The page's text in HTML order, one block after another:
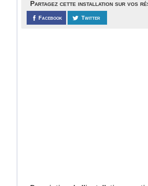
Partagez cette installation sur vos
Facebook Twitter